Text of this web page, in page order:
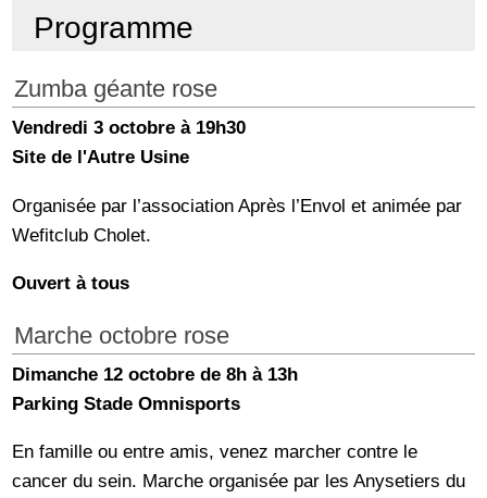
Programme
Zumba géante rose
Vendredi 3 octobre à 19h30
Site de l'Autre Usine
Organisée par l’association Après l’Envol et animée par
Wefitclub Cholet.
Ouvert à tous
Marche octobre rose
Dimanche 12 octobre de 8h à 13h
Parking Stade Omnisports
En famille ou entre amis, venez marcher contre le
cancer du sein. Marche organisée par les Anysetiers du